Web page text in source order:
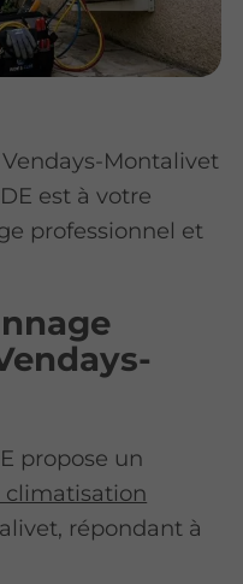
Montalivet
est à votre
professionnel et
propose un
climatisation
répondant à